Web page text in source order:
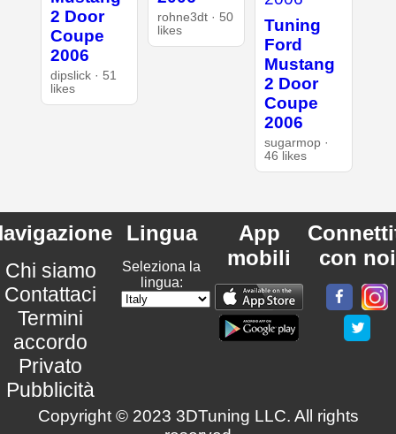
2 Door
Coupe
2006
dipslick · 51
likes
rohne3dt · 50
likes
Tuning
Ford
Mustang
2 Door
Coupe
2006
sugarmop ·
46 likes
Chi siamo
Contattaci
Termini
accordo
Privato
Pubblicità
Lingua
Seleziona la
lingua:
App
mobili
con noi
Copyright © 2023 3DTuning LLC. All rights